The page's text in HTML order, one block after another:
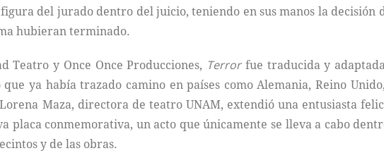
del jurado dentro del juicio, teniendo en sus manos la decisión
hubieran terminado.
Teatro y Once Once Producciones, Terrorfue traducida y
ya había trazado camino en países como Alemania, Reino
Maza, directora de teatro UNAM, extendió una entusiasta
placa conmemorativa, un acto que únicamente se lleva a cabo
y de las obras.